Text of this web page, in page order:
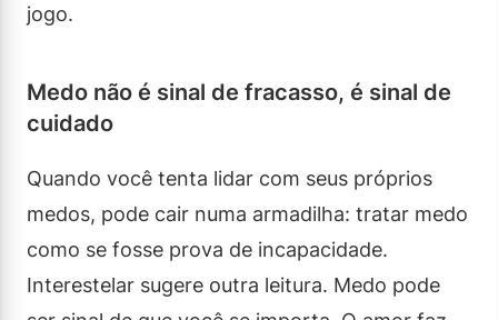
jogo.
Medo não é sinal de fracasso, é sinal de
cuidado
Quando você tenta lidar com seus próprios
medos, pode cair numa armadilha: tratar medo
como se fosse prova de incapacidade.
Interestelar sugere outra leitura. Medo pode